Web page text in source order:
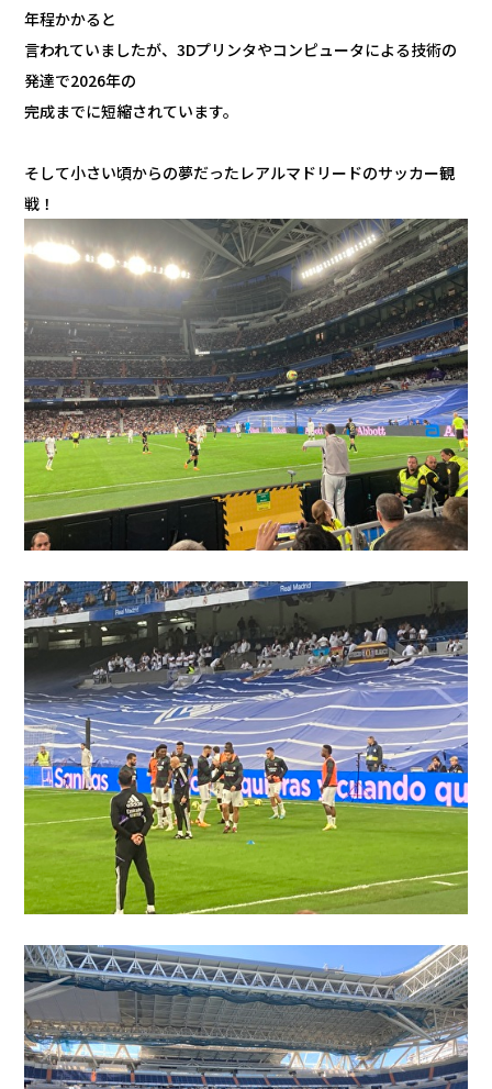
年程かかると
言われていましたが、3Dプリンタやコンピュータによる技術の
発達で2026年の
完成までに短縮されています。
そして小さい頃からの夢だったレアルマドリードのサッカー観
戦！